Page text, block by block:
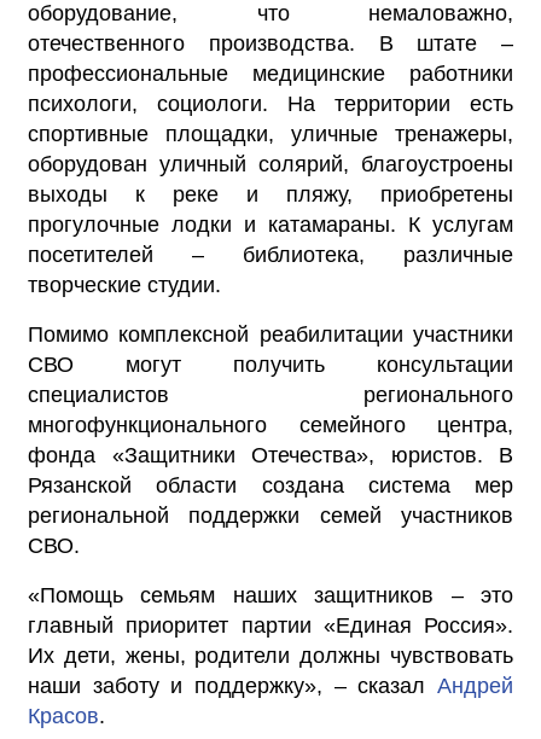
оборудование, что немаловажно,
отечественного производства. В штате –
профессиональные медицинские работники
психологи, социологи. На территории есть
спортивные площадки, уличные тренажеры,
оборудован уличный солярий, благоустроены
выходы к реке и пляжу, приобретены
прогулочные лодки и катамараны. К услугам
посетителей – библиотека, различные
творческие студии.
Помимо комплексной реабилитации участники
СВО могут получить консультации
специалистов регионального
многофункционального семейного центра,
фонда «Защитники Отечества», юристов. В
Рязанской области создана система мер
региональной поддержки семей участников
СВО.
«Помощь семьям наших защитников – это
главный приоритет партии «Единая Россия».
Их дети, жены, родители должны чувствовать
наши заботу и поддержку», – сказал Андрей
Красов.